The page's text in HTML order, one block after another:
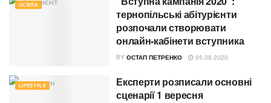
ОСВІТА
тернопільські абітурієнти
розпочали створювати
онлайн-кабінети вступника
BY ОСТАП ПЕТРЕНКО 05.08.2020
LIFESTYLE
Експерти розписали основні
сценарії 1 вересня